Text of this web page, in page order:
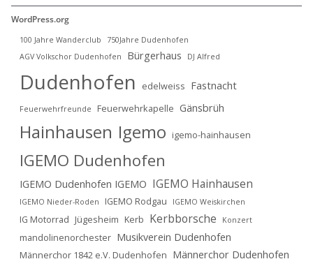
WordPress.org
100 Jahre Wanderclub
750Jahre Dudenhofen
AGV Volkschor Dudenhofen
Bürgerhaus DJ Alfred
Dudenhofen edelweiss Fastnacht
Feuerwehrfreunde Feuerwehrkapelle Gänsbrüh
Hainhausen Igemo igemo-hainhausen
IGEMO Dudenhofen
IGEMO Dudenhofen IGEMO IGEMO Hainhausen
IGEMO Nieder-Roden IGEMO Rodgau IGEMO Weiskirchen
IG Motorrad Jügesheim Kerb Kerbborsche Konzert
mandolinenorchester Musikverein Dudenhofen
Männerchor 1842 e.V. Dudenhofen Männerchor Dudenhofen